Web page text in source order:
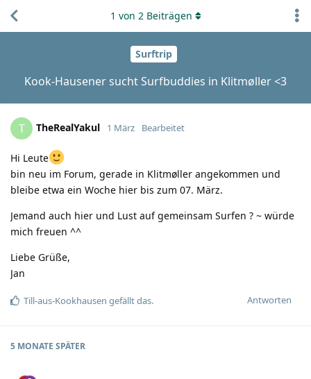
Surftrip
Kook-Hausener sucht Surfbuddies in Klitmøller <3
1 von 2Beiträgen
T TheRealYakul 1 März Bearbeitet
Hi Leute
bin neu im Forum, gerade in Klitmøller angekommen und
bleibe etwa ein Woche hier bis zum 07. März.
Jemand auch hier und Lust auf gemeinsam Surfen ? ~ würde
mich freuen ^^
Liebe Grüße,
Jan
Antworten
Till-aus-Kookhausen gefällt das.
5 MONATE SPÄTER